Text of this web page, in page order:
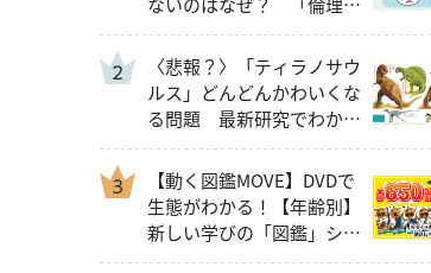
的・社会的な問題」以外の
説明とは
〈悲報？〉「ティラノサウ
ルス」どんどんかわいくな
る問題 最新研究でわかっ
たティラノサウルスの本当
の姿
【動く図鑑MOVE】DVDで
生態がわかる！【年齢別】
新しい学びの「図鑑」シリ
ーズ